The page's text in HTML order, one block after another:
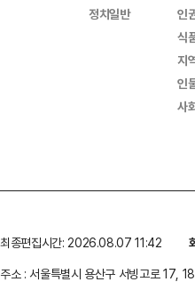
정치일반
인
식
지
인
사
최종편집시간: 2026.08.07 11:42
주소 : 서울특별시 용산구 서빙고로 17,